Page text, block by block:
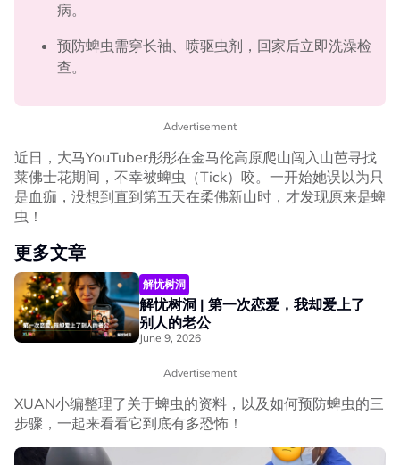
病。
预防蜱虫需穿长袖、喷驱虫剂，回家后立即洗澡检
查。
Advertisement
近日，大马YouTuber彤彤在金马伦高原爬山闯入山芭寻找
莱佛士花期间，不幸被蜱虫（Tick）咬。一开始她误以为只
是血痂，没想到直到第五天在柔佛新山时，才发现原来是蜱
虫！
更多文章
解忧树洞
解忧树洞 | 第一次恋爱，我却爱上了
别人的老公
June 9, 2026
Advertisement
XUAN小编整理了关于蜱虫的资料，以及如何预防蜱虫的三
步骤，一起来看看它到底有多恐怖！